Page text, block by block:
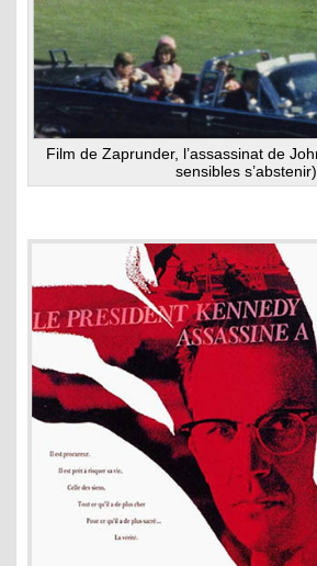
Film de Zaprunder, l’assassinat de
sensibles s’abstenir)